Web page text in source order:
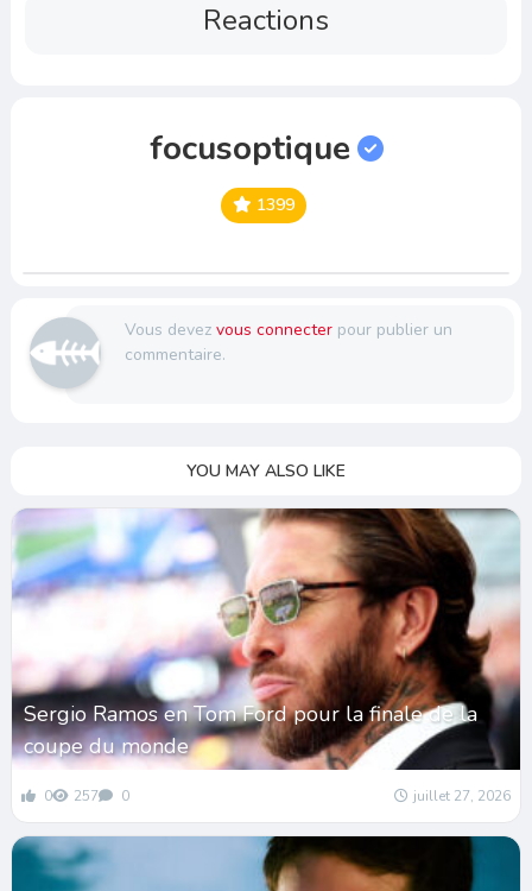
Reactions
focusoptique
1399
Vous devez vous connecterpour publier un
commentaire.
YOU MAY ALSO LIKE
Sergio Ramos en Tom Ford pour la finale de la
coupe du monde
0 257 0 juillet 27, 2026